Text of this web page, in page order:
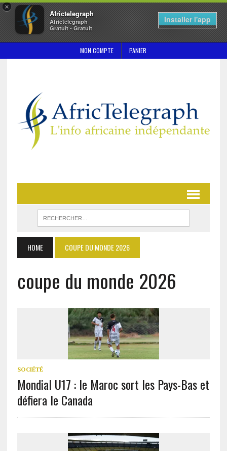
×
Africtelegraph
Africtelegraph
Gratuit - Gratuit
Installer l'app
MON COMPTE PANIER
HOME COUPE DU MONDE 2026
coupe du monde 2026
SOCIÉTÉ
Mondial U17 : le Maroc sort les Pays-Bas et
défiera le Canada